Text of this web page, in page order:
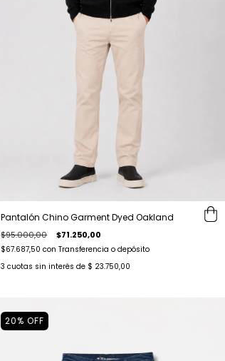
Pantalón Chino Garment Dyed Oakland
$95.000,00 $71.250,00
$67.687,50con Transferencia o depósito
3 cuotas sin interés de $ 23.750,00
20%OFF